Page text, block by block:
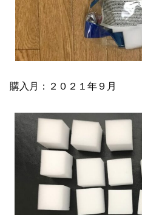
購入月：２０２１年９月